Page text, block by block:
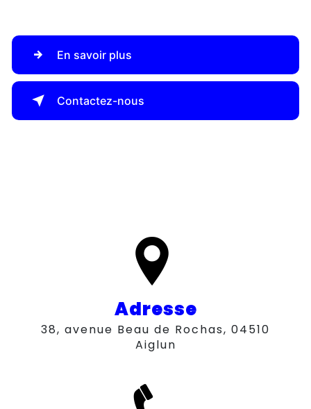
En savoir plus
Contactez-nous
Adresse
38, avenue Beau de Rochas, 04510
Aiglun